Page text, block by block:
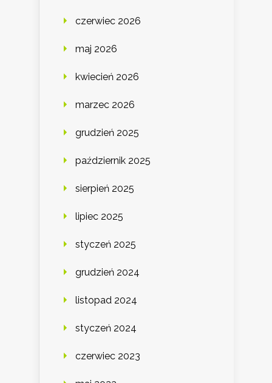
czerwiec 2026
maj 2026
kwiecień 2026
marzec 2026
grudzień 2025
październik 2025
sierpień 2025
lipiec 2025
styczeń 2025
grudzień 2024
listopad 2024
styczeń 2024
czerwiec 2023